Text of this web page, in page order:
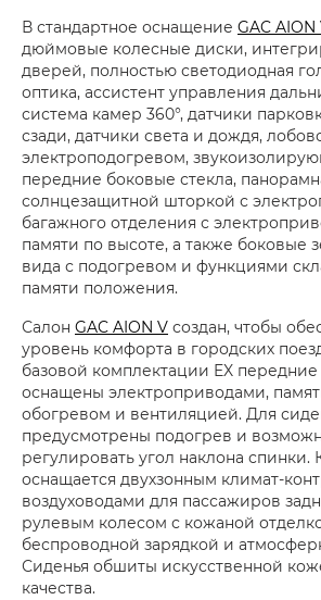
В стандартное оснащение GAC AION
дюймовые колесные диски,
дверей, полностью светодиодная
оптика, ассистент управления
система камер 360°, датчики
сзади, датчики света и дождя,
электроподогревом,
передние боковые стекла,
солнцезащитной шторкой с
багажного отделения с
памяти по высоте, а также боковые
вида с подогревом и функциями
памяти положения.
Салон GAC AION V создан, чтобы
уровень комфорта в городских
базовой комплектации EX передние
оснащены электроприводами,
обогревом и вентиляцией. Для
предусмотрены подогрев и
регулировать угол наклона спинки.
оснащается двухзонным климат-
воздуховодами для пассажиров
рулевым колесом с кожаной
беспроводной зарядкой и
Сиденья обшиты искусственной
качества.